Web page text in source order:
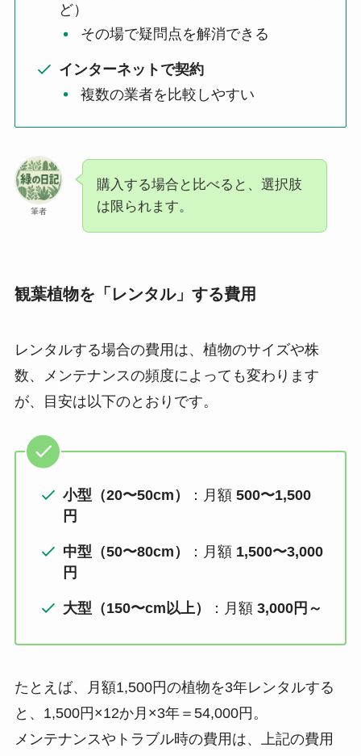
ど）
その場で疑問点を解消できる
インターネットで契約
複数の業者を比較しやすい
筆者
購入する場合と比べると、選択肢
は限られます。
観葉植物を「レンタル」する費用
レンタルする場合の費用は、植物のサイズや株
数、メンテナンスの頻度によっても変わります
が、目安は以下のとおりです。
小型（20〜50cm） ：月額500〜1,500
円
中型（50〜80cm） ：月額 1,500〜3,000
円
大型（150〜cm以上） ：月額3,000円～
たとえば、月額1,500円の植物を3年レンタルする
と、1,500円×12か月×3年＝54,000円。
メンテナンスやトラブル時の費用は、上記の費用